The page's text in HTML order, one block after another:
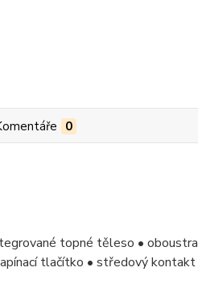
0
topné těleso •
tlačítko • středový kontakt